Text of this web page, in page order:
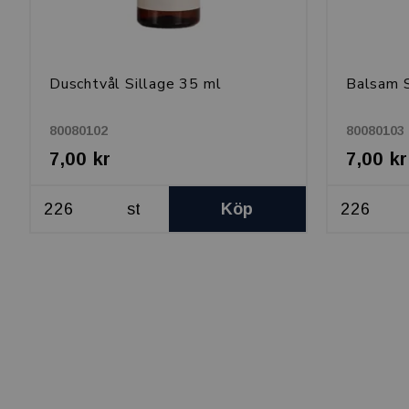
Duschtvål Sillage 35 ml
80080102
7,00 kr
st Köp
Balsam
80080103
7,00 kr